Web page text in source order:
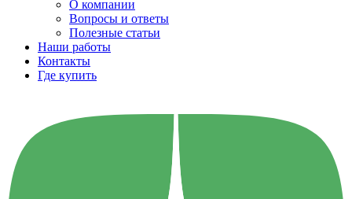
О компании
Вопросы и ответы
Полезные статьи
Наши работы
Контакты
Где купить